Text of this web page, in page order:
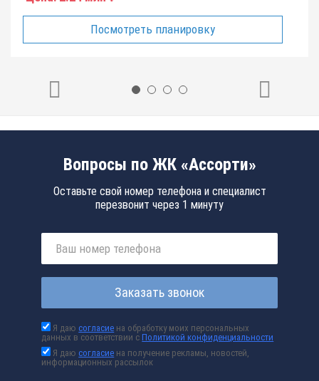
Посмотреть планировку
Вопросы по ЖК «Ассорти»
Оставьте свой номер телефона и специалист
перезвонит через 1 минуту
Заказать звонок
Я даюсогласие на обработку моих персональных
данных в соответствии сПолитикой конфиденциальности
Я даюсогласие на получение рекламы, новостей,
информационных рассылок